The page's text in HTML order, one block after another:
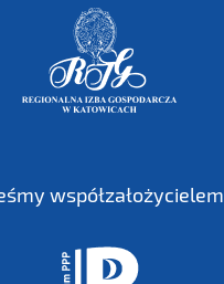
współzałożycielem